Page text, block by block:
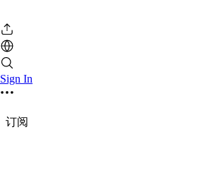
Sign In
订阅